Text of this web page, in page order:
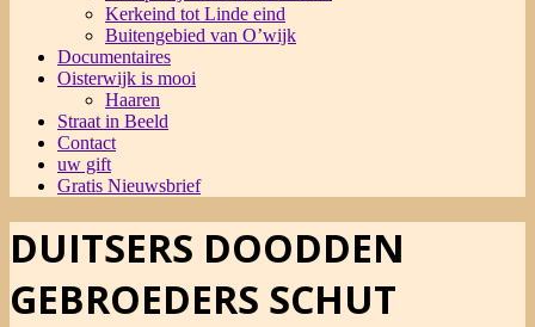
Kerkeind tot Linde eind
Buitengebied van O’wijk
Documentaires
Oisterwijk is mooi
Haaren
Straat in Beeld
Contact
uw gift
Gratis Nieuwsbrief
DUITSERS DOODDEN
GEBROEDERS SCHUT